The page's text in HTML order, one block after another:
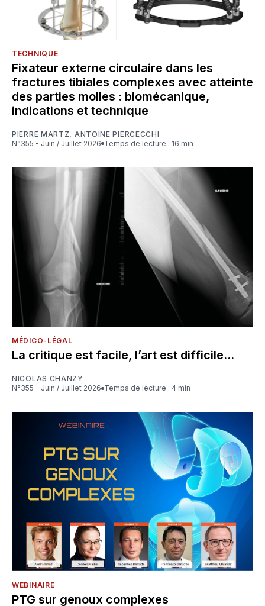
TECHNIQUE
Fixateur externe circulaire dans les
fractures tibiales complexes avec atteinte
des parties molles : biomécanique,
indications et technique
PIERRE MARTZ
ANTOINE PIERCECCHI
N°355 - Juin / Juillet 2026
Temps de lecture : 16 min
MÉDICO-LÉGAL
La critique est facile, l’art est difficile...
NICOLAS CHANZY
N°355 - Juin / Juillet 2026
Temps de lecture : 4 min
WEBINAIRE
PTG sur genoux complexes